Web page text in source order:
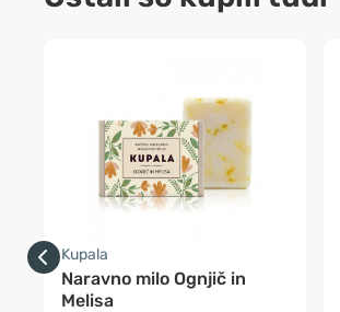
Kupala
Naravno milo Ognjič in
Melisa